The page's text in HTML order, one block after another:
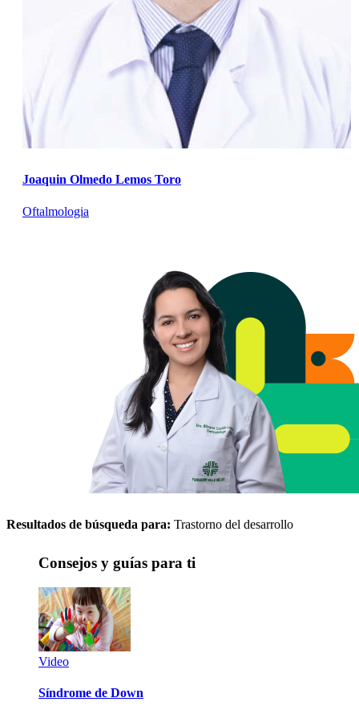
Joaquin Olmedo Lemos Toro
Oftalmologia
Resultados de búsqueda para: Trastorno del desarrollo
Consejos y guías para ti
Video
Síndrome de Down